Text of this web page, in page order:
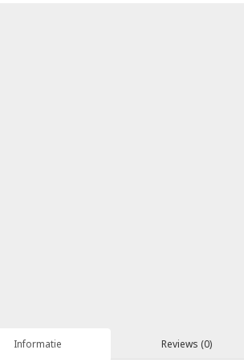
Informatie Reviews (0)